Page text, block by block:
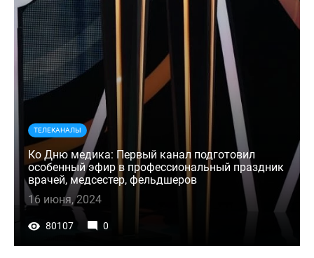
ТЕЛЕКАНАЛЫ
Ко Дню медика: Первый канал подготовил
особенный эфир в профессиональный праздник
врачей, медсестер, фельдшеров
16 июня, 2024
80107 0